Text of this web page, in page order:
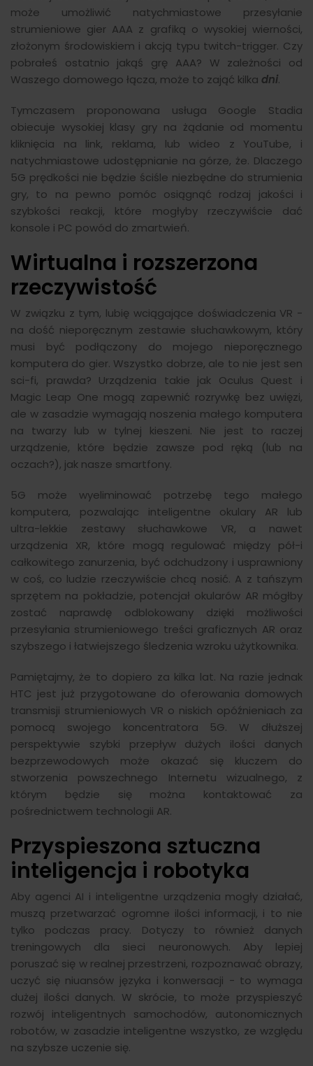
może umożliwić natychmiastowe przesyłanie
strumieniowe gier AAA z grafiką o wysokiej wierności,
złożonym środowiskiem i akcją typu twitch-trigger. Czy
pobrałeś ostatnio jakąś grę AAA? W zależności od
Waszego domowego łącza, może to zająć kilka dni.
Tymczasem proponowana usługa Google Stadia
obiecuje wysokiej klasy gry na żądanie od momentu
kliknięcia na link, reklama, lub wideo z YouTube, i
natychmiastowe udostępnianie na górze, że. Dlaczego
5G prędkości nie będzie ściśle niezbędne do strumienia
gry, to na pewno pomóc osiągnąć rodzaj jakości i
szybkości reakcji, które mogłyby rzeczywiście dać
konsole i PC powód do zmartwień.
Wirtualna i rozszerzona
rzeczywistość
W związku z tym, lubię wciągające doświadczenia VR -
na dość nieporęcznym zestawie słuchawkowym, który
musi być podłączony do mojego nieporęcznego
komputera do gier. Wszystko dobrze, ale to nie jest sen
sci-fi, prawda? Urządzenia takie jak Oculus Quest i
Magic Leap One mogą zapewnić rozrywkę bez uwięzi,
ale w zasadzie wymagają noszenia małego komputera
na twarzy lub w tylnej kieszeni. Nie jest to raczej
urządzenie, które będzie zawsze pod ręką (lub na
oczach?), jak nasze smartfony.
5G może wyeliminować potrzebę tego małego
komputera, pozwalając inteligentne okulary AR lub
ultra-lekkie zestawy słuchawkowe VR, a nawet
urządzenia XR, które mogą regulować między pół-i
całkowitego zanurzenia, być odchudzony i usprawniony
w coś, co ludzie rzeczywiście chcą nosić. A z tańszym
sprzętem na pokładzie, potencjał okularów AR mógłby
zostać naprawdę odblokowany dzięki możliwości
przesyłania strumieniowego treści graficznych AR oraz
szybszego i łatwiejszego śledzenia wzroku użytkownika.
Pamiętajmy, że to dopiero za kilka lat. Na razie jednak
HTC jest już przygotowane do oferowania domowych
transmisji strumieniowych VR o niskich opóźnieniach za
pomocą swojego koncentratora 5G. W dłuższej
perspektywie szybki przepływ dużych ilości danych
bezprzewodowych może okazać się kluczem do
stworzenia powszechnego Internetu wizualnego, z
którym będzie się można kontaktować za
pośrednictwem technologii AR.
Przyspieszona sztuczna
inteligencja i robotyka
Aby agenci AI i inteligentne urządzenia mogły działać,
muszą przetwarzać ogromne ilości informacji, i to nie
tylko podczas pracy. Dotyczy to również danych
treningowych dla sieci neuronowych. Aby lepiej
poruszać się w realnej przestrzeni, rozpoznawać obrazy,
uczyć się niuansów języka i konwersacji - to wymaga
dużej ilości danych. W skrócie, to może przyspieszyć
rozwój inteligentnych samochodów, autonomicznych
robotów, w zasadzie inteligentne wszystko, ze względu
na szybsze uczenie się.